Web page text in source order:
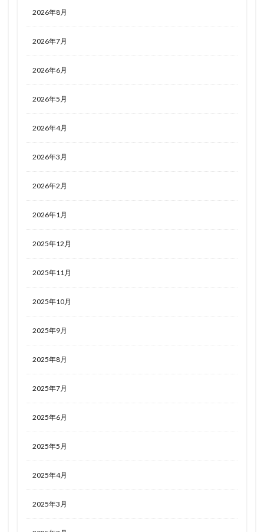
2026年8月
2026年7月
2026年6月
2026年5月
2026年4月
2026年3月
2026年2月
2026年1月
2025年12月
2025年11月
2025年10月
2025年9月
2025年8月
2025年7月
2025年6月
2025年5月
2025年4月
2025年3月